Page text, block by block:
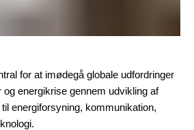
for at imødegå globale udfordringer
energikrise gennem udvikling af
energiforsyning, kommunikation,